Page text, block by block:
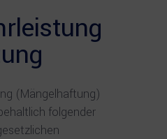
(Mängelhaftung)
folgender